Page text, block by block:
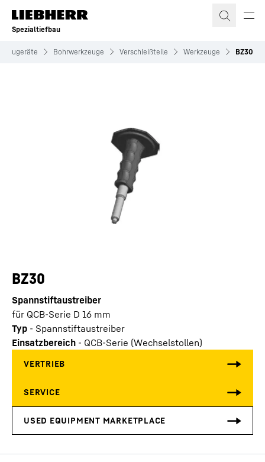
Zum Inhalt springen
Spezialtiefbau
Bohrwerkzeuge Verschleißteile Werkzeuge BZ30
BZ30
Spannstiftaustreiber
für QCB-Serie D 16 mm
Typ - Spannstiftaustreiber
Einsatzbereich - QCB-Serie (Wechselstollen)